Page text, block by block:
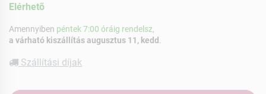
Elérhetõ
Amennyiben péntek 7:00 óráig rendelsz,
a várható kiszállítás augusztus 11, kedd
Szállítási díjak